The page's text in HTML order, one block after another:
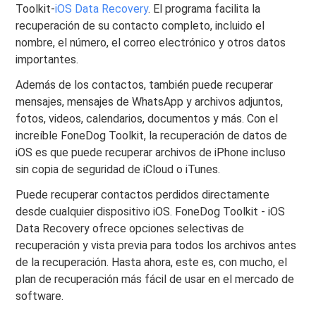
Toolkit-iOS Data Recovery. El programa facilita la
recuperación de su contacto completo, incluido el
nombre, el número, el correo electrónico y otros datos
importantes.
Además de los contactos, también puede recuperar
mensajes, mensajes de WhatsApp y archivos adjuntos,
fotos, videos, calendarios, documentos y más. Con el
increíble FoneDog Toolkit, la recuperación de datos de
iOS es que puede recuperar archivos de iPhone incluso
sin copia de seguridad de iCloud o iTunes.
Puede recuperar contactos perdidos directamente
desde cualquier dispositivo iOS. FoneDog Toolkit - iOS
Data Recovery ofrece opciones selectivas de
recuperación y vista previa para todos los archivos antes
de la recuperación. Hasta ahora, este es, con mucho, el
plan de recuperación más fácil de usar en el mercado de
software.